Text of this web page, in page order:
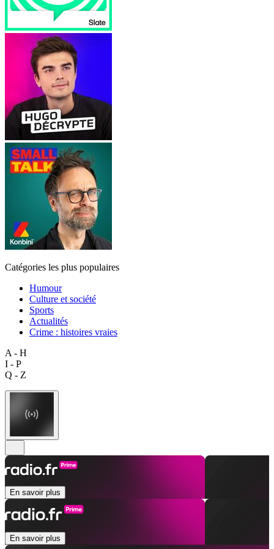
Catégories les plus populaires
Humour
Culture et société
Sports
Actualités
Crime : histoires vraies
A - H
I - P
Q - Z
En savoir plus
En savoir plus